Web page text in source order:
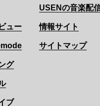
ュー
グ
ブ
USENの音楽配
情報サイト
サイトマップ